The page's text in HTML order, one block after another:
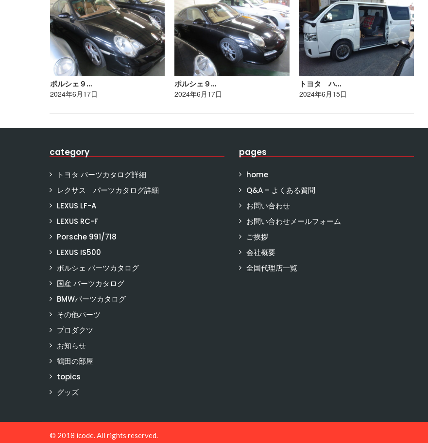
ポルシェ９…
2024年6月17日
ポルシェ９…
2024年6月17日
トヨタ ハ…
2024年6月15日
category
トヨタ パーツカタログ詳細
レクサス パーツカタログ詳細
LEXUS LF-A
LEXUS RC-F
Porsche 991/718
LEXUS IS500
ポルシェ パーツカタログ
国産 パーツカタログ
BMWパーツカタログ
その他パーツ
プロダクツ
お知らせ
鶴田の部屋
topics
グッズ
pages
home
Q&A – よくある質問
お問い合わせ
お問い合わせメールフォーム
ご挨拶
会社概要
全国代理店一覧
© 2018 icode. All rights reserved.